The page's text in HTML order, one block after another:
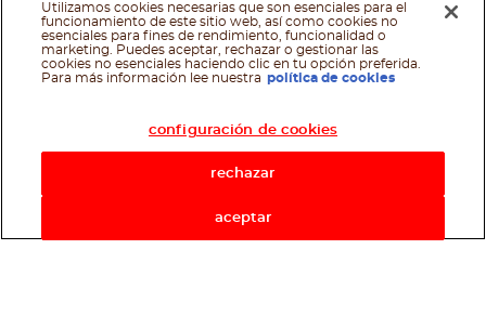
Asistente de recetas
Utilizamos cookies necesarias que son esenciales para el
funcionamiento de este sitio web, así como cookies no
esenciales para fines de rendimiento, funcionalidad o
marketing. Puedes aceptar, rechazar o gestionar las
cookies no esenciales haciendo clic en tu opción preferida.
Para más información lee nuestra política de cookies
configuración de cookies
rechazar
aceptar